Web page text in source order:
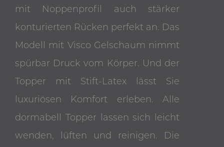
mit Noppenprofil auch stärker
konturierten Rücken perfekt an. Das
Modell mit Visco Gelschaum nimmt
spürbar Druck vom Körper. Und der
Topper mit Stift-Latex lässt Sie
luxuriösen Komfort erleben. Alle
dormabell Topper lassen sich leicht
wenden, lüften und reinigen. Die